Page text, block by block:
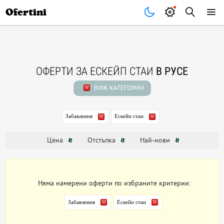
Ofertini
ОФЕРТИ ЗА ЕСКЕЙП СТАИ В РУСЕ
ВИЖ КАТЕГОРИИ
Забавления Ескейп стаи
Цена Отстъпка Най-нови
Няма намерени оферти по избраните критерии:
Забавления Ескейп стаи